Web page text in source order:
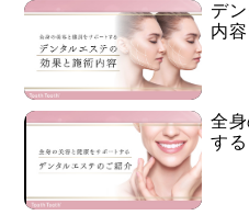
・噛む力の比較
・入れ歯、ブリッジ、イン
・インプラントの構造につ
・インプラント構造がもた
デ
内容
全
す